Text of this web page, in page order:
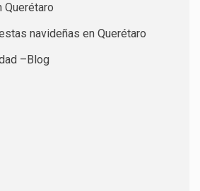
Querétaro
navideñas en Querétaro
–Blog